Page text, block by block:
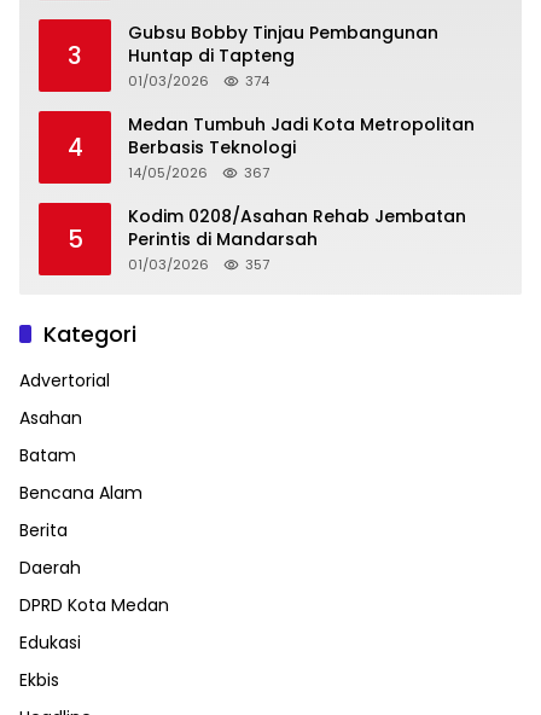
3
Gubsu Bobby Tinjau Pembangunan
Huntap di Tapteng
01/03/2026 374
4
Medan Tumbuh Jadi Kota Metropolitan
Berbasis Teknologi
14/05/2026 367
5
Kodim 0208/Asahan Rehab Jembatan
Perintis di Mandarsah
01/03/2026 357
Kategori
Advertorial
Asahan
Batam
Bencana Alam
Berita
Daerah
DPRD Kota Medan
Edukasi
Ekbis